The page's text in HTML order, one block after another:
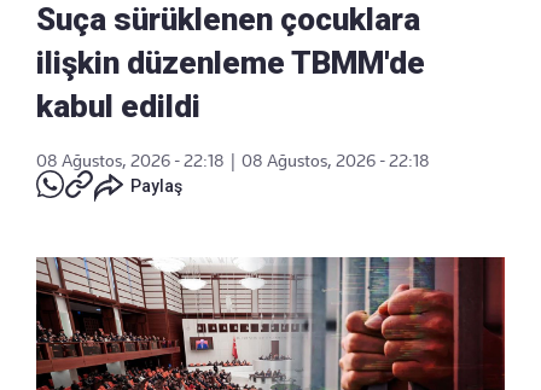
Suça sürüklenen çocuklara
ilişkin düzenleme TBMM'de
kabul edildi
08 Ağustos, 2026 - 22:18
08 Ağustos, 2026 - 22:18
Paylaş